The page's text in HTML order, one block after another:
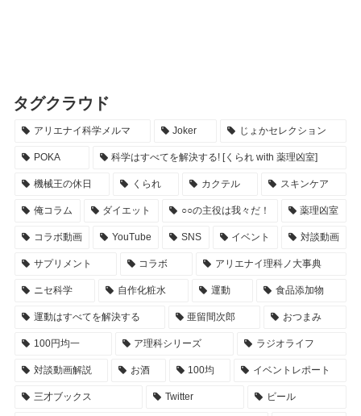
タグクラウド
アリエナイ科学メルマ Joker じょかセレクション
POKA 科学はすべてを解決する! [くられ with 薬理凶室]
機械王の休日 くられ カクテル スキンケア
俺コラム ダイエット ○○の主役は我々だ！ 薬理凶室
コラボ動画 YouTube SNS イベント 対談動画
サプリメント コラボ アリエナイ理科ノ大事典
ニセ科学 自作化粧水 運動 食品添加物
運動はすべてを解決する 亜留間次郎 おつまみ
100円均一 ア理科シリーズ ラジオライフ
対談動画解説 お酒 100均 イベントレポート
三才ブックス Twitter ビール